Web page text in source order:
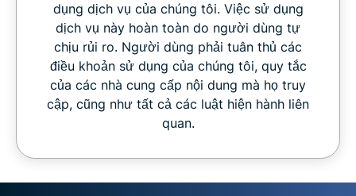
dụng dịch vụ của chúng tôi. Việc sử dụng
dịch vụ này hoàn toàn do người dùng tự
chịu rủi ro. Người dùng phải tuân thủ các
điều khoản sử dụng của chúng tôi, quy tắc
của các nhà cung cấp nội dung mà họ truy
cập, cũng như tất cả các luật hiện hành liên
quan.